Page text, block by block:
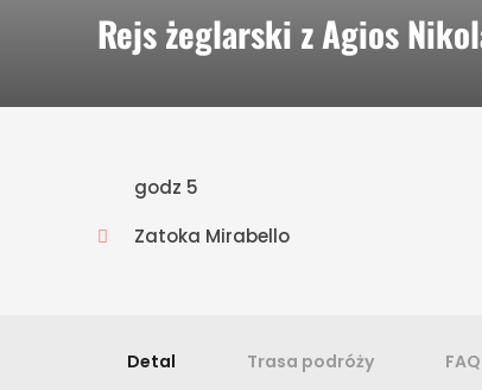
Rejs żeglarski z Agios
godz 5
Zatoka Mirabello
Detal Trasa podróży FAQ